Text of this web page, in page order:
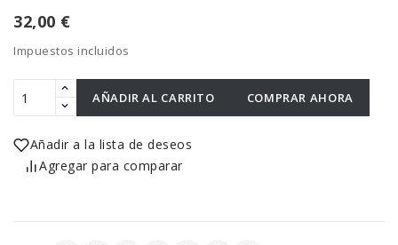
32,00 €
Impuestos incluidos
AÑADIR AL CARRITO COMPRAR AHORA
Añadir a la lista de deseos
Agregar para comparar